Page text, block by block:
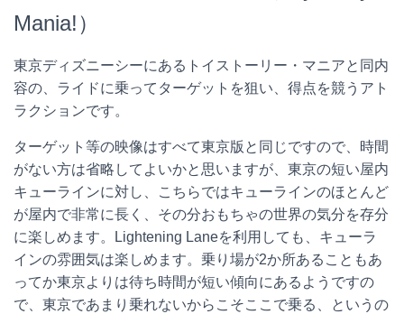
Mania!）
東京ディズニーシーにあるトイストーリー・マニアと同内
容の、ライドに乗ってターゲットを狙い、得点を競うアト
ラクションです。
ターゲット等の映像はすべて東京版と同じですので、時間
がない方は省略してよいかと思いますが、東京の短い屋内
キューラインに対し、こちらではキューラインのほとんど
が屋内で非常に長く、その分おもちゃの世界の気分を存分
に楽しめます。Lightening Laneを利用しても、キューラ
インの雰囲気は楽しめます。乗り場が2か所あることもあ
ってか東京よりは待ち時間が短い傾向にあるようですの
で、東京であまり乗れないからこそここで乗る、というの